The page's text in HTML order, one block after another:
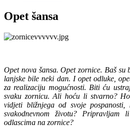
Opet šansa
Opet nova šansa. Opet zornice. Baš su
lanjske bile neki dan. I opet odluke,
za realizaciju mogućnosti. Biti ću
svaku zornicu. Ali hoću li stvarno?
vidjeti bližnjega od svoje
svakodnevnom životu? Pripravljam
odlascima na zornice?